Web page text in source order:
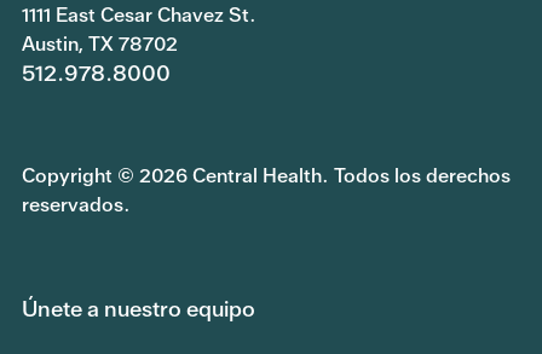
1111 East Cesar Chavez St.
Austin, TX 78702
512.978.8000
Copyright © 2026 Central Health. Todos los derechos
reservados.
Únete a nuestro equipo